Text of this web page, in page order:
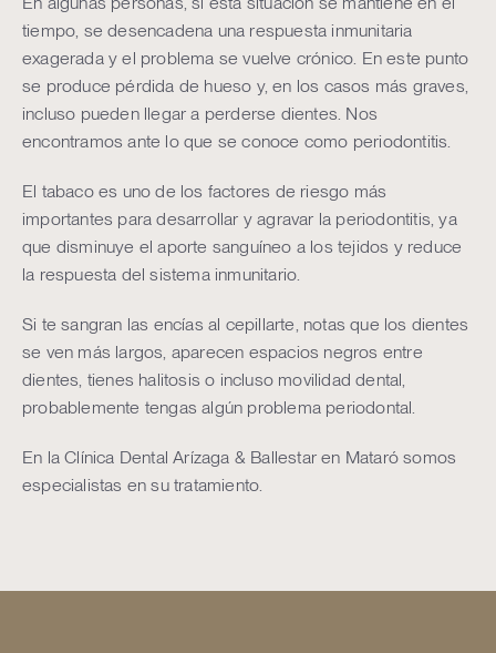
tiempo, se desencadena una respuesta inmunitaria
exagerada y el problema se vuelve crónico. En este punto
se produce pérdida de hueso y, en los casos más graves,
incluso pueden llegar a perderse dientes. Nos
encontramos ante lo que se conoce como periodontitis.
El tabaco es uno de los factores de riesgo más
importantes para desarrollar y agravar la periodontitis, ya
que disminuye el aporte sanguíneo a los tejidos y reduce
la respuesta del sistema inmunitario.
Si te sangran las encías al cepillarte, notas que los dientes
se ven más largos, aparecen espacios negros entre
dientes, tienes halitosis o incluso movilidad dental,
probablemente tengas algún problema periodontal.
En la Clínica Dental Arízaga & Ballestar en Mataró somos
especialistas en su tratamiento.